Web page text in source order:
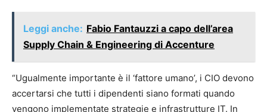
Leggi anche: Fabio Fantauzzi a capo dell’area
Supply Chain & Engineering di Accenture
“Ugualmente importante è il ‘fattore umano’, i CIO devono
accertarsi che tutti i dipendenti siano formati quando
vengono implementate strategie e infrastrutture IT. In